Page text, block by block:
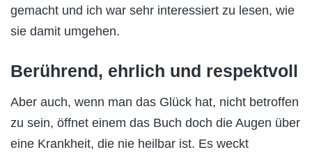
gemacht und ich war sehr interessiert zu lesen, wie
sie damit umgehen.
Berührend, ehrlich und respektvoll
Aber auch, wenn man das Glück hat, nicht betroffen
zu sein, öffnet einem das Buch doch die Augen über
eine Krankheit, die nie heilbar ist. Es weckt